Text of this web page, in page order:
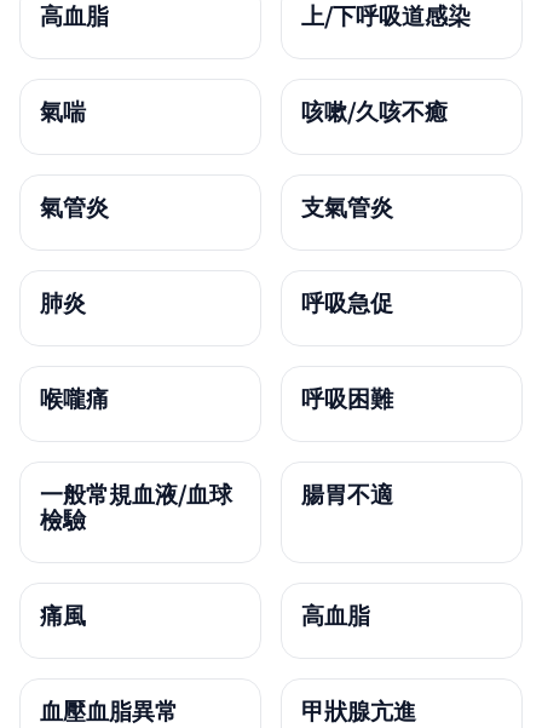
高血脂 上/下呼吸道感染
氣喘 咳嗽/久咳不癒
氣管炎 支氣管炎
肺炎 呼吸急促
喉嚨痛 呼吸困難
一般常規血液/血球
檢驗
腸胃不適
痛風 高血脂
血壓血脂異常 甲狀腺亢進